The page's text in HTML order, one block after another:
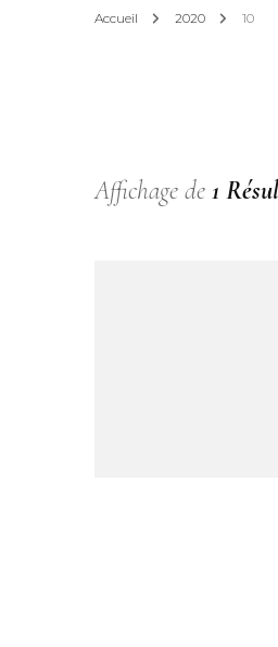
Accueil 2020 10
Affichage de 1